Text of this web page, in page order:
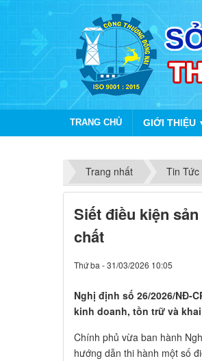
TRANG CHỦ GIỚI THIỆU
Trang nhất
Tin Tức
Siết điều kiện
chất
Thứ ba - 31/03/2026 10:05
Nghị định số 26/2026/NĐ-
kinh doanh, tồn trữ và
Chính phủ vừa ban hành
hướng dẫn thi hành một số